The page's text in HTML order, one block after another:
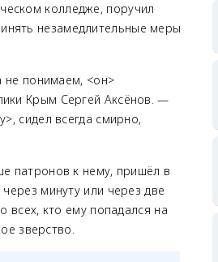
колледже, поручил
незамедлительные меры
не понимаем, <он>
Крым Сергей Аксёнов. —
сидел всегда смирно,
патронов к нему, пришёл в
минуту или через две
всех, кто ему попадался на
зверство.